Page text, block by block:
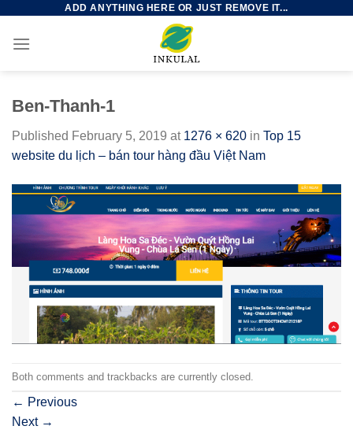
content
ADD ANYTHING HERE OR JUST REMOVE IT...
Ben-Thanh-1
Published February 5, 2019 at 1276 × 620 in Top 15
website du lịch – bán tour hàng đầu Việt Nam
Both comments and trackbacks are currently closed.
← Previous
Next →